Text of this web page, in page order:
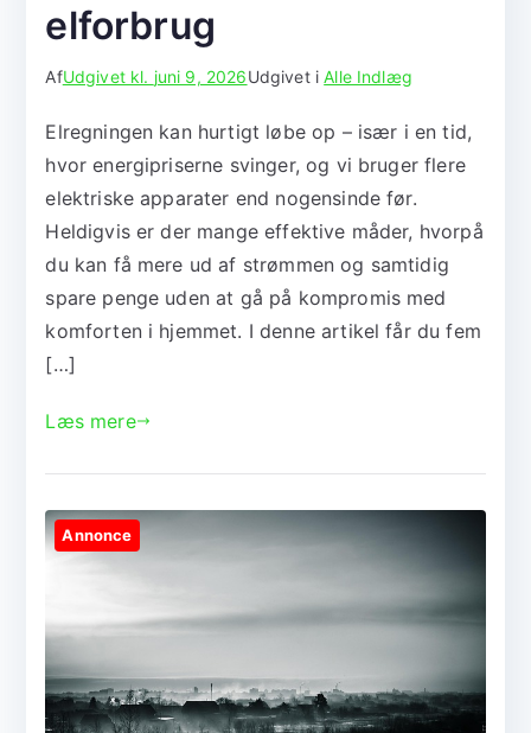
elforbrug
AfUdgivet kl. juni 9, 2026Udgivet iAlle Indlæg
Elregningen kan hurtigt løbe op – især i en tid,
hvor energipriserne svinger, og vi bruger flere
elektriske apparater end nogensinde før.
Heldigvis er der mange effektive måder, hvorpå
du kan få mere ud af strømmen og samtidig
spare penge uden at gå på kompromis med
komforten i hjemmet. I denne artikel får du fem
[…]
Læs mere
Annonce